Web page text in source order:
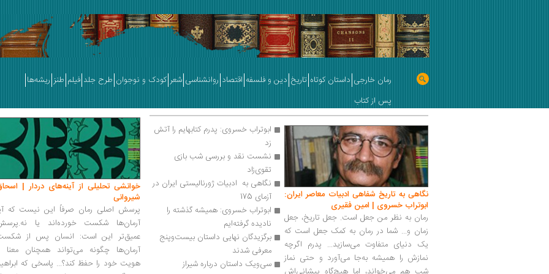
رمان خارجی داستان کوتاه تاریخ دین و فلسفه اقتصاد روانشناسی شعر کودک و نوجوان طرح جلد فیلم طنز ریشه‌ها
پس از کتاب
نگاهی به تاریخ شفاهی ادبیات معاصر ایران:
ابوتراب خسروی | امین فقیری
رمان به نظر من جعل است. جعل تاریخ، جعل
زمان و... شما در رمان به کمک جعل است که
یک دنیای متفاوت می‌سازید... پدرم اگرچه
نمازش را همیشه به‌جا می‌آورد و حتی نماز
زد
تقوی‌زاد
آزمای 175
نادیده گرفته‌ایم
معرفی شدند
سی‌ویک داستان درباره شیراز
خوانشی تحلیلی از آینه‌های دردار |
شیروانی
پرسش اصلی رمان صرفاً این نیست که
آرمان‌ها شکست خورده‌اند یا
عمیق‌تر این است: انسان پس از
آرمان‌ها چگونه می‌تواند همچنان معنا
هویت خود را حفظ کند؟... پاسخی که